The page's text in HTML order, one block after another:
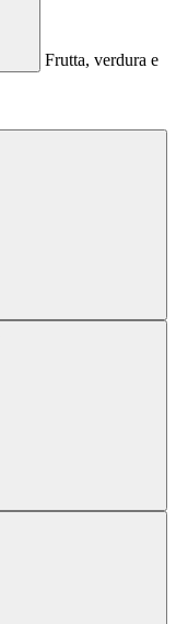
Frutta, verdura e